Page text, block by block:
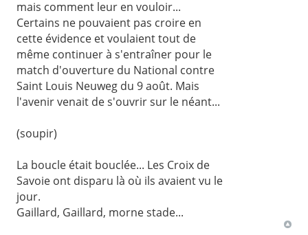
mais comment leur en vouloir...
Certains ne pouvaient pas croire en
cette évidence et voulaient tout de
même continuer à s'entraîner pour le
match d'ouverture du National contre
Saint Louis Neuweg du 9 août. Mais
l'avenir venait de s'ouvrir sur le néant...
(soupir)
La boucle était bouclée... Les Croix de
Savoie ont disparu là où ils avaient vu le
jour.
Gaillard, Gaillard, morne stade...